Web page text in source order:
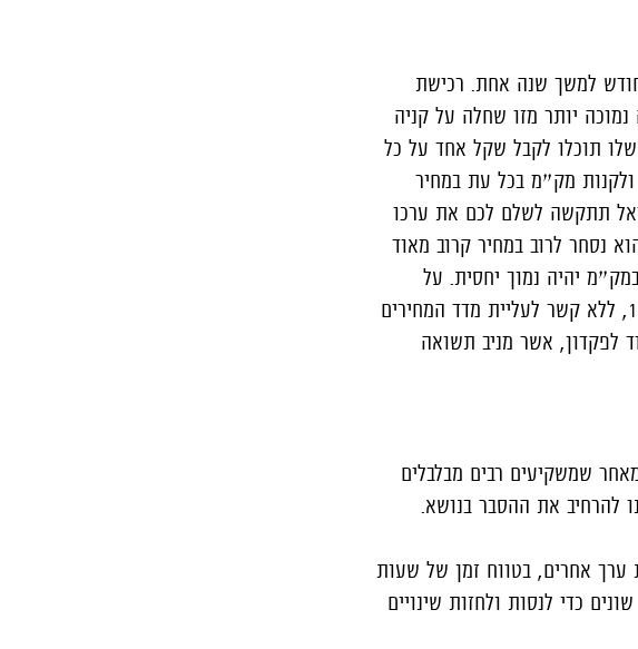
למשך שנה אחת. רכישת
יותר מזו שחלה על קניה
תוכלו לקבל שקל אחד על כל
מק״מ בכל עת במחיר
תתקשה לשלם לכם את ערכו
נסחר לרוב במחיר קרוב מאוד
יהיה נמוך יחסית. על
הרווח שיושג (ככל שיושג) תידרשו לשלם גם מס רווחי הון בשיעור של 15%, ללא קשר לעליית מדד המחירים
לפקדון, אשר מניב תשואה
שמשקיעים רבים מבלבלים
להרחיב את ההסבר בנושא.
ערך אחרים, בטווח זמן של שעות
כדי לנסות ולחזות שינויים